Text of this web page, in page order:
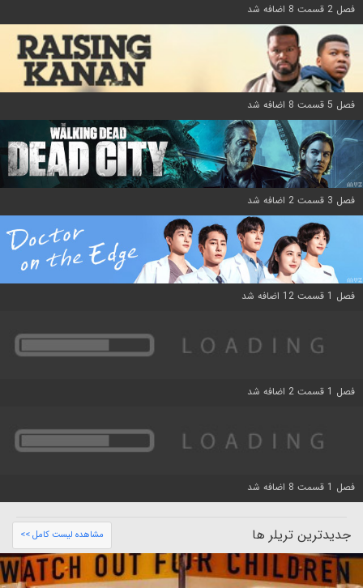
فصل 2 قسمت 8 اضافه شد
فصل 5 قسمت 8 اضافه شد
فصل 3 قسمت 2 اضافه شد
فصل 1 قسمت 12 اضافه شد
فصل 1 قسمت 2 اضافه شد
فصل 1 قسمت 8 اضافه شد
جدیدترین تریلر ها مشاهده لیست کامل >>